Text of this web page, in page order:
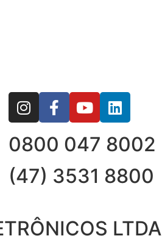
0800 047 8002
(47) 3531 8800
LTDA